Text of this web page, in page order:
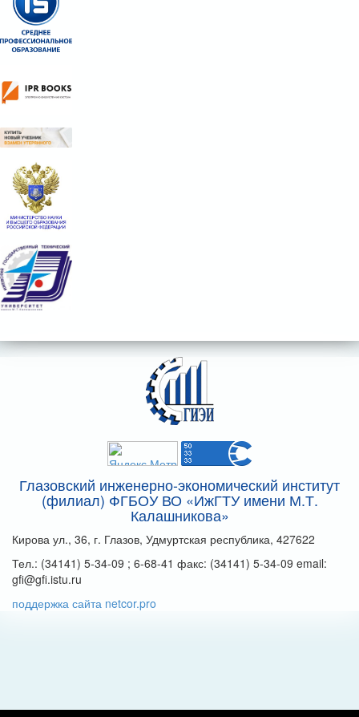
Глазовский инженерно-экономический институт
(филиал) ФГБОУ ВО «ИжГТУ имени М.Т.
Калашникова»
Кирова ул., 36, г. Глазов, Удмуртская республика, 427622
Тел.: (34141) 5-34-09 ; 6-68-41 факс: (34141) 5-34-09 email:
gfi@gfi.istu.ru
поддержка сайта netcor.pro